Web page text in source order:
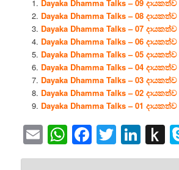
Dayaka Dhamma Talks – 09
Dayaka Dhamma Talks – 08
Dayaka Dhamma Talks – 07
Dayaka Dhamma Talks – 06
Dayaka Dhamma Talks – 05
Dayaka Dhamma Talks – 04
Dayaka Dhamma Talks – 03
Dayaka Dhamma Talks – 02
Dayaka Dhamma Talks – 01
EmailWhatsApp
Facebook
Twitter